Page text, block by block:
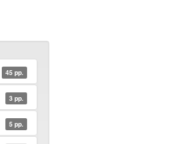
45 pp.
3 pp.
5 pp.